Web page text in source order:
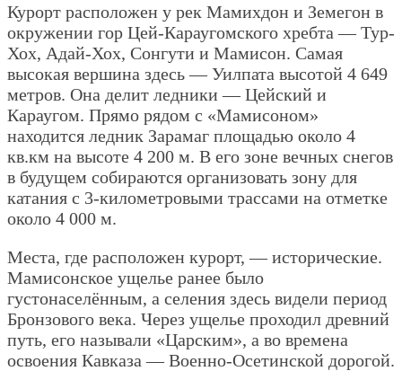
Курорт расположен у рек Мамихдон и Земегон в
окружении гор Цей-Караугомского хребта — Тур-
Хох, Адай-Хох, Сонгути и Мамисон. Самая
высокая вершина здесь — Уилпата высотой 4 649
метров. Она делит ледники — Цейский и
Караугом. Прямо рядом с «Мамисоном»
находится ледник Зарамаг площадью около 4
кв.км на высоте 4 200 м. В его зоне вечных снегов
в будущем собираются организовать зону для
катания с 3-километровыми трассами на отметке
около 4 000 м.
Места, где расположен курорт, — исторические.
Мамисонское ущелье ранее было
густонаселённым, а селения здесь видели период
Бронзового века. Через ущелье проходил древний
путь, его называли «Царским», а во времена
освоения Кавказа — Военно-Осетинской дорогой.